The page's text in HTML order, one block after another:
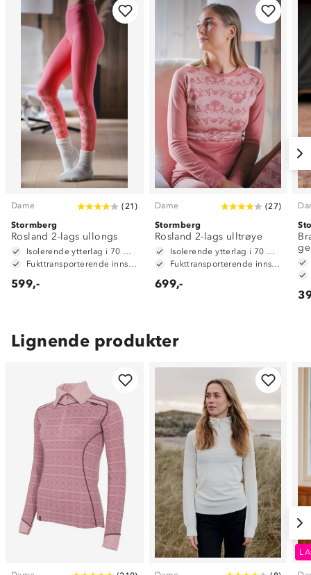
Dame ( 21 )
Stormberg
Rosland 2-lags ullongs
599,-
Dame (27)
Stormberg
Rosland 2-lags ulltrøye
699,-
Lignende produkter